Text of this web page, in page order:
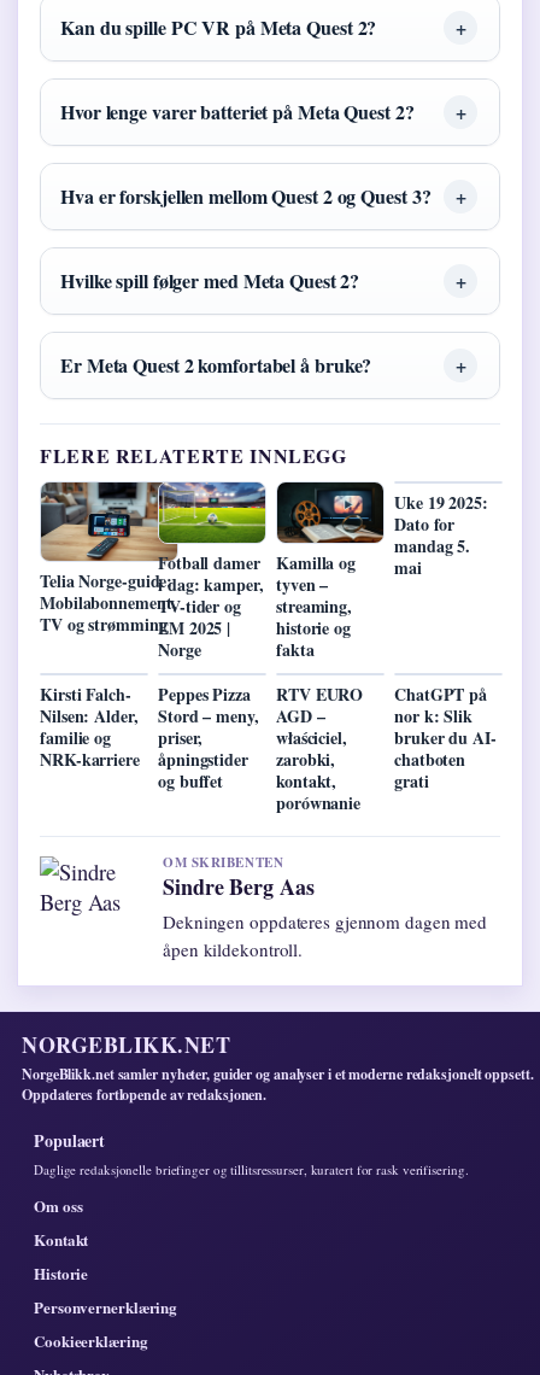
Kan du spille PC VR på Meta Quest 2?
Hvor lenge varer batteriet på Meta Quest 2?
Hva er forskjellen mellom Quest 2 og Quest 3?
Hvilke spill følger med Meta Quest 2?
Er Meta Quest 2 komfortabel å bruke?
FLERE RELATERTE INNLEGG
Telia Norge-guide:
Mobilabonnement,
TV og strømming
Fotball damer
i dag: kamper,
TV-tider og
EM 2025 |
Norge
Kamilla og
tyven –
streaming,
historie og
fakta
Uke 19 2025:
Dato for
mandag 5.
mai
Kirsti Falch-
Nilsen: Alder,
familie og
NRK-karriere
Peppes Pizza
Stord – meny,
priser,
åpningstider
og buffet
RTV EURO
AGD –
właściciel,
zarobki,
kontakt,
porównanie
ChatGPT på
nor k: Slik
bruker du AI-
chatboten
grati
OM SKRIBENTEN
Sindre Berg Aas
Dekningen oppdateres gjennom dagen med
åpen kildekontroll.
NORGEBLIKK.NET
NorgeBlikk.net samler nyheter, guider og analyser i et moderne redaksjonelt oppsett.
Oppdateres fortlopende av redaksjonen.
Populaert
Daglige redaksjonelle briefinger og tillitsressurser, kuratert for rask verifisering.
Om oss
Kontakt
Historie
Personvernerklæring
Cookieerklæring